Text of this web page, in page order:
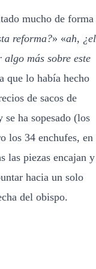
mucho de forma
reforma?» «ah, ¿el
algo más sobre este
que lo había hecho
de sacos de
ha sopesado (los
los 34 enchufes, en
las piezas encajan y
hacia un solo
del obispo.